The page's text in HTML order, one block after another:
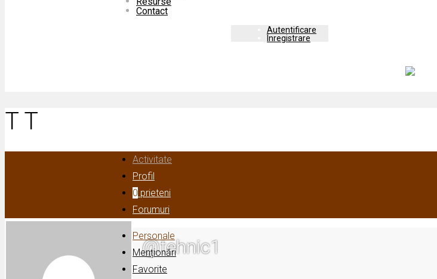
Contact
Autentificare
Înregistrare
T T
@tehnic1
Activitate
Profil
0 prieteni
Forumuri
Personale
Menționări
Favorite